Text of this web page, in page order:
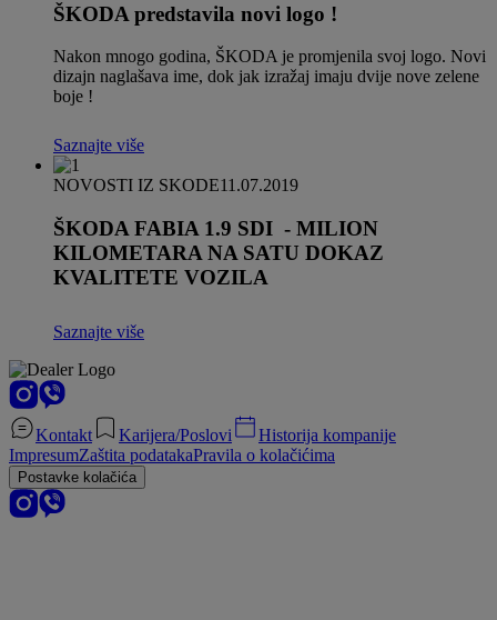
ŠKODA predstavila novi logo !
Nakon mnogo godina, ŠKODA je promjenila svoj logo. Novi
dizajn naglašava ime, dok jak izražaj imaju dvije nove zelene
boje !
Saznajte više
NOVOSTI IZ SKODE11.07.2019
ŠKODA FABIA 1.9 SDI - MILION
KILOMETARA NA SATU DOKAZ
KVALITETE VOZILA
Saznajte više
Kontakt Karijera/Poslovi
Historija kompanije
ImpresumZaštita podatakaPravila o kolačićima
Postavke kolačića